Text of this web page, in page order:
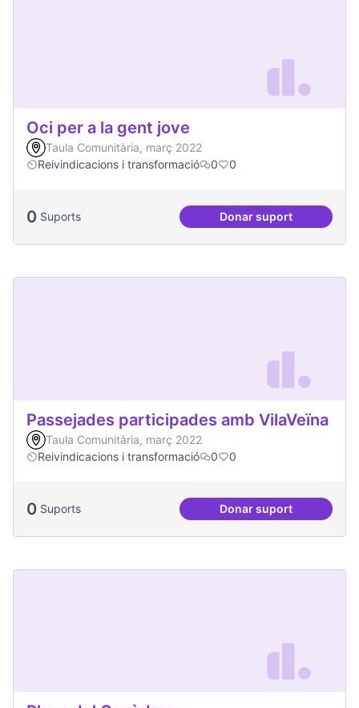
Oci per a la gent jove
Taula Comunitària, març 2022
Reivindicacions i transformació
0 0
0 Suports Donar suportOci per a la gent
Passejades participades amb VilaVeïna
Taula Comunitària, març 2022
Reivindicacions i transformació
0 0
0 Suports Donar suport
Passejades